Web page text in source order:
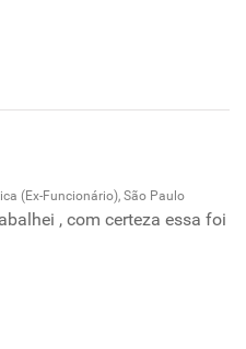
(Ex-Funcionário), São Paulo
, com certeza essa foi